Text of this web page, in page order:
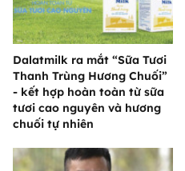
Dalatmilk ra mắt “Sữa Tươi
Thanh Trùng Hương Chuối”
- kết hợp hoàn toàn từ sữa
tươi cao nguyên và hương
chuối tự nhiên